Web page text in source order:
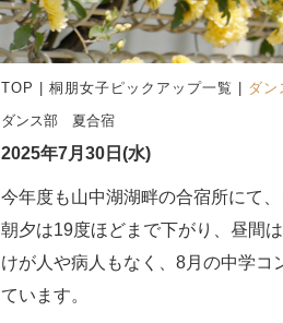
TOP | 桐朋女子ピックアップ一覧 | ダ
ダンス部 夏合宿
2025年7月30日(水)
今年度も山中湖湖畔の合宿所にて
朝夕は19度ほどまで下がり、昼間
けが人や病人もなく、8月の中学コ
ています。